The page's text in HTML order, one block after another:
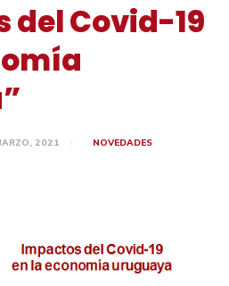
del Covid-19
2021 NOVEDADES